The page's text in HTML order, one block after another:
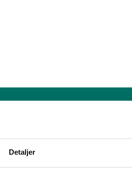
Detaljer